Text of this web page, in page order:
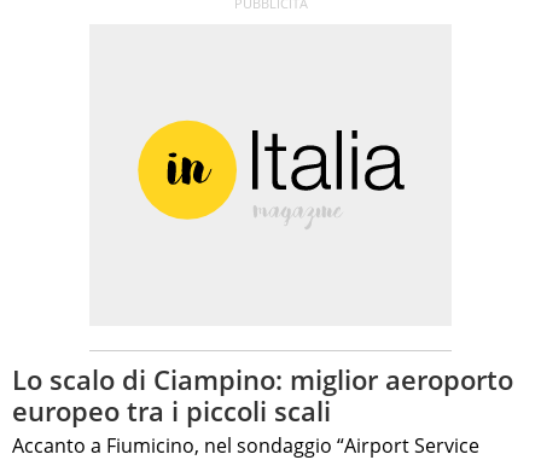
Lo scalo di Ciampino: miglior aeroporto
europeo tra i piccoli scali
Accanto a Fiumicino, nel sondaggio “Airport Service